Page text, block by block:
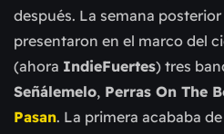
después. La semana posterior
presentaron en el marco del
(ahora IndieFuertes) tres
Señálemelo, Perras On The
Pasan. La primera acababa